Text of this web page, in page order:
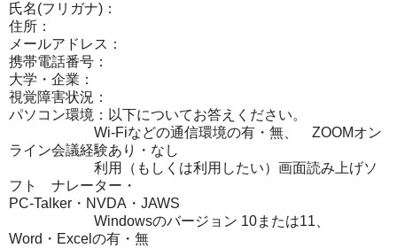
氏名(フリガナ)：
住所：
メールアドレス：
携帯電話番号：
大学・企業：
視覚障害状況：
パソコン環境：以下についてお答えください。
Wi-Fiなどの通信環境の有・無、 ZOOMオン
ライン会議経験あり・なし
利用（もしくは利用したい）画面読み上げソ
フト ナレーター・
PC-Talker・NVDA・JAWS
Windowsのバージョン 10または11、
Word・Excelの有・無